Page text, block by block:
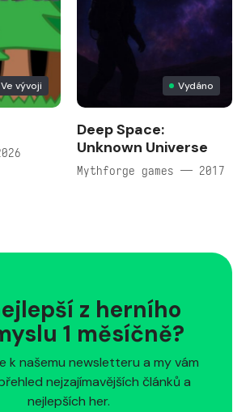
Ve vývoji Vydáno
Deep Space:
Unknown Universe
Mythforge games — 2017
z herního
1 měsíčně?
k našemu newsletteru a my vám
nejzajímavějších článků a
nejlepších her.